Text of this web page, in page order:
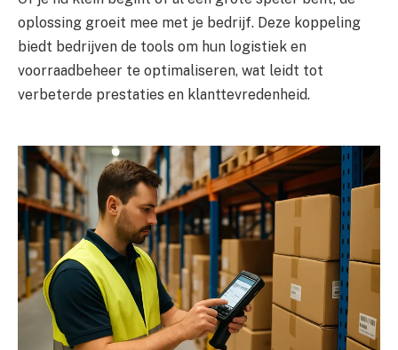
oplossing groeit mee met je bedrijf. Deze koppeling
biedt bedrijven de tools om hun logistiek en
voorraadbeheer te optimaliseren, wat leidt tot
verbeterde prestaties en klanttevredenheid.